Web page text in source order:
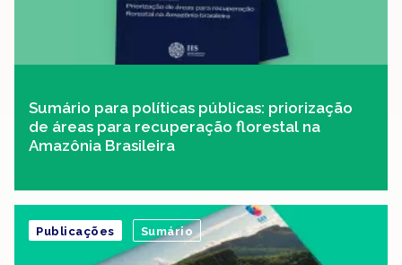
Sumário para políticas públicas: priorização
de áreas para recuperação florestal na
Amazônia Brasileira
Publicações Sumário